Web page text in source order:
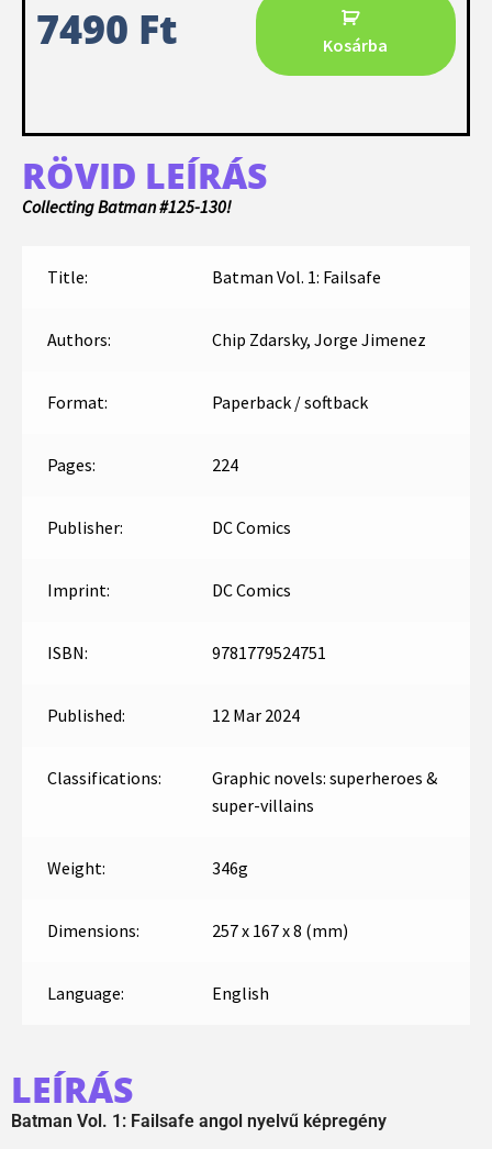
7490 Ft Kosárba
RÖVID LEÍRÁS
Collecting Batman #125-130!
Title: Batman Vol. 1: Failsafe
Authors: Chip Zdarsky, Jorge Jimenez
Format: Paperback / softback
Pages: 224
Publisher: DC Comics
Imprint: DC Comics
ISBN: 9781779524751
Published: 12 Mar 2024
Classifications:
Graphic novels: superheroes &
super-villains
Weight: 346g
Dimensions: 257 x 167 x 8 (mm)
Language: English
LEÍRÁS
Batman Vol. 1: Failsafe angol nyelvű képregény